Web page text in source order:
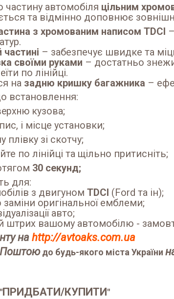
автомобіля цільним
та відмінно доповнює
з хромованим написом TDCI
– забезпечує швидке та
своїми руками – достатньо
по лінійці.
на задню кришку багажника –
встановлення:
кузова;
і місце установки;
плівку зі скотчу;
по лінійці та щільно притисніть;
30 секунд;
для:
з двигуном TDCI (Ford та ін);
оригінальної емблеми;
авто;
штрих вашому автомобілю -
наhttp://avtoaks.com.ua
до будь-якого міста України
ПРИДБАТИ/КУПИТИ "